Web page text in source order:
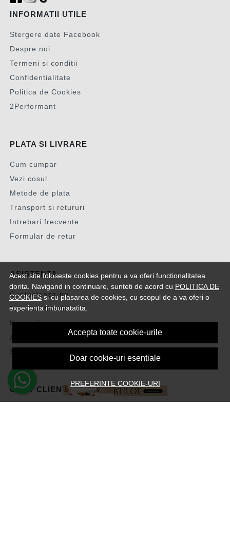
Acest site foloseste cookies pentru a va oferi functionalitatea
dorita. Navigand in continuare, sunteti de acord cu POLITICA DE
COOKIESsi cu plasarea de cookies, cu scopul de a va oferi o
experienta imbunatatita.
Accepta toate cookie-urile
Doar cookie-uri esentiale
PREFERINTE COOKIE-URI
INFORMATII UTILE
Stergere date Facebook
Despre noi
Termeni si conditii
Confidentialitate
Politica de Cookies
2Performant
PLATA SI LIVRARE
Cum cumpar
Vezi cosul
Metode de plata
Transport si retururi
Intrebari frecvente
Formular de retur
ASISTENTA
Contacteaza-ne
Intrebari frecvente
Harta site
ANPC
Solutionarea litigiilor
CONT CLIENT